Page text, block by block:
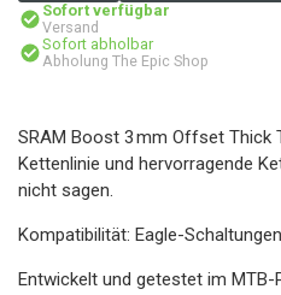
Sofort verfügbar
Versand
Sofort abholbar
Abholung The Epic Shop
SRAM Boost 3 mm Offset Thick
Kettenlinie und hervorragende
nicht sagen.
Kompatibilität: Eagle-
Entwickelt und getestet im MTB-